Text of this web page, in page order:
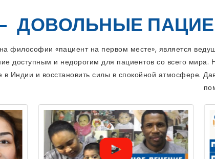
ДОВОЛЬНЫЕ
«пациент на первом месте», является
доступным и недорогим для пациентов со всего
в Индии и восстановить силы в спокойной атмосфере.